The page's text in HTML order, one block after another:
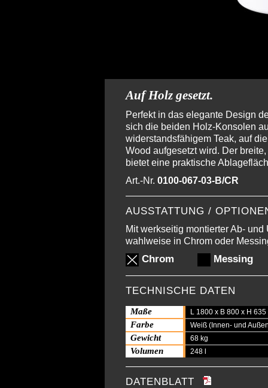
Auf Holz gesetzt.
Perfekt in das elegante Design
sich die beiden Holz-Konsolen
widerstandsfähigem Teak, auf
Wood aufgesetzt wird. Der
bietet eine praktische
Art.-Nr. 0100-067-03-B/CR
AUSSTATTUNG /
Mit werkseitig montierter Ab- und
wahlweise in Chrom oder
Chrom Messing
TECHNISCHE DATEN
Maße L 1800 x B 800 x H 635
Farbe Weiß (Innen- und
Gewicht 68 kg
Volumen 248 l
DATENBLATT